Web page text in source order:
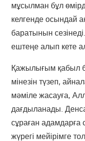
мұсылман бұл
келгенде осындай
баратынын
ештеңе алып кете
Қажылығым қабыл
мінезін түзеп,
мәміле жасауға,
дағдыланады.
сұраған
жүрегі мейірімге